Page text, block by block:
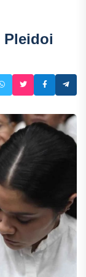
Pleidoi